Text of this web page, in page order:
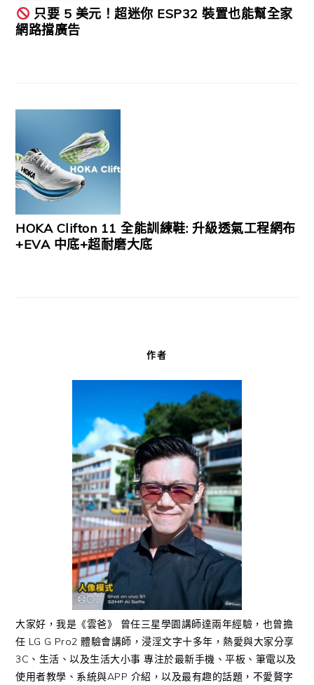
只要 5 美元！超迷你 ESP32 裝置也能幫全家
網路擋廣告
HOKA Clifton 11 全能訓練鞋: 升級透氣工程網布
+EVA 中底+超耐磨大底
作者
大家好，我是《雲爸》 曾任三星學園講師達兩年經驗，也曾擔
任 LG G Pro2 體驗會講師，浸淫文字十多年，熱愛與大家分享
3C、生活、以及生活大小事 專注於最新手機、平板、筆電以及
使用者教學、系統與APP 介紹，以及最有趣的話題，不愛贅字